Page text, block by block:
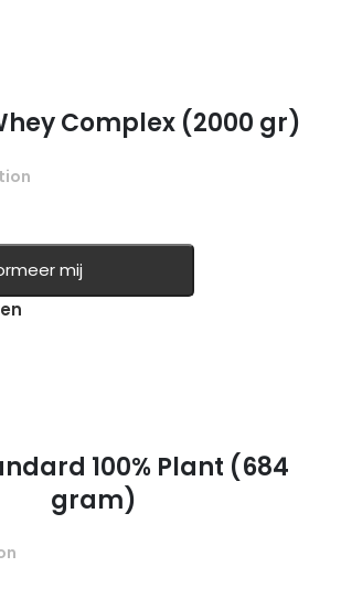
Complex (2000 gr)
mij
100% Plant (684
gram)